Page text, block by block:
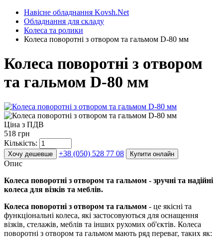
Навісне обладнання Kovsh.Net
Обладнання для складу
Колеса та ролики
Колеса поворотні з отвором та гальмом D-80 мм
Колеса поворотні з отвором
та гальмом D-80 мм
Ціна з ПДВ
518 грн
Кількість:
Хочу дешевше +38 (050) 528 77 08 Купити онлайн
Опис
Колеса поворотні з отвором та гальмом - зручні та надійні
колеса для візків та меблів.
Колеса поворотні з отвором та гальмом - це якісні та
функціональні колеса, які застосовуються для оснащення
візків, стелажів, меблів та інших рухомих об'єктів. Колеса
поворотні з отвором та гальмом мають ряд переваг, таких як: